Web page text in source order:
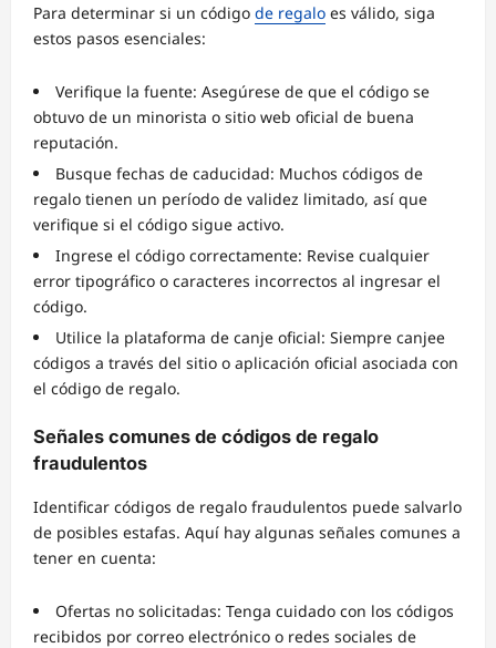
Para determinar si un código de regalo es válido, siga
estos pasos esenciales:
Verifique la fuente: Asegúrese de que el código se
obtuvo de un minorista o sitio web oficial de buena
reputación.
Busque fechas de caducidad: Muchos códigos de
regalo tienen un período de validez limitado, así que
verifique si el código sigue activo.
Ingrese el código correctamente: Revise cualquier
error tipográfico o caracteres incorrectos al ingresar el
código.
Utilice la plataforma de canje oficial: Siempre canjee
códigos a través del sitio o aplicación oficial asociada con
el código de regalo.
Señales comunes de códigos de regalo
fraudulentos
Identificar códigos de regalo fraudulentos puede salvarlo
de posibles estafas. Aquí hay algunas señales comunes a
tener en cuenta:
Ofertas no solicitadas: Tenga cuidado con los códigos
recibidos por correo electrónico o redes sociales de